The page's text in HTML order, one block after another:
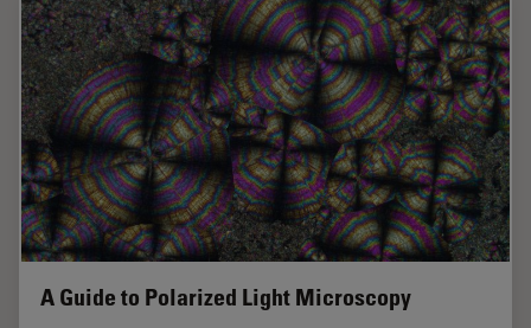
A Guide to Polarized Light Microscopy